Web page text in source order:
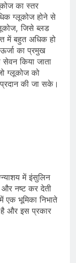
का स्तर
ग्लूकोज होने से
जिसे ब्लड
में बहुत अधिक हो
का प्रमुख
किया जाता
ग्लूकोज को
की जा सके।
में इंसुलिन
और नष्ट कर देती
एक भूमिका निभाते
है और इस प्रकार